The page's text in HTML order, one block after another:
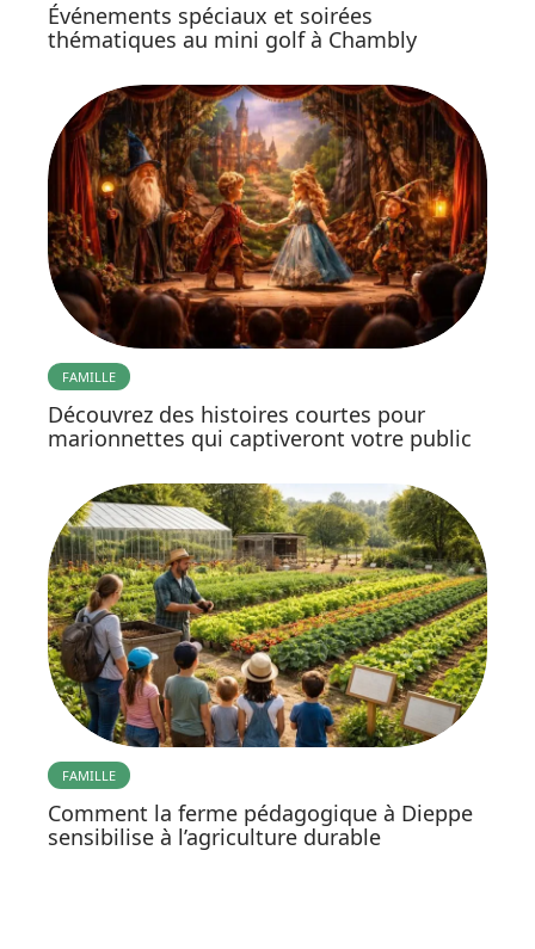
Événements spéciaux et soirées
thématiques au mini golf à Chambly
FAMILLE
Découvrez des histoires courtes pour
marionnettes qui captiveront votre public
FAMILLE
Comment la ferme pédagogique à Dieppe
sensibilise à l’agriculture durable